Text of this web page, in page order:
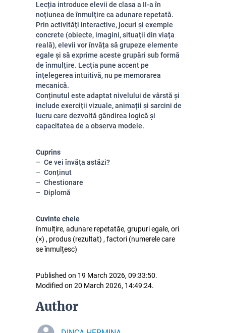
Lecția introduce elevii de clasa a II-a în
noțiunea de înmulțire ca adunare repetată.
Prin activități interactive, jocuri și exemple
concrete (obiecte, imagini, situații din viața
reală), elevii vor învăța să grupeze elemente
egale și să exprime aceste grupări sub formă
de înmulțire. Lecția pune accent pe
înțelegerea intuitivă, nu pe memorarea
mecanică.
Conținutul este adaptat nivelului de vârstă și
include exerciții vizuale, animații și sarcini de
lucru care dezvoltă gândirea logică și
capacitatea de a observa modele.
Cuprins
Ce vei învăța astăzi?
Conținut
Chestionare
Diplomă
Cuvinte cheie
înmulțire, adunare repetatăe, grupuri egale, ori
(×) , produs (rezultat) , factori (numerele care
se înmulțesc)
Published on 19 March 2026, 09:33:50.
Modified on 20 March 2026, 14:49:24.
Author